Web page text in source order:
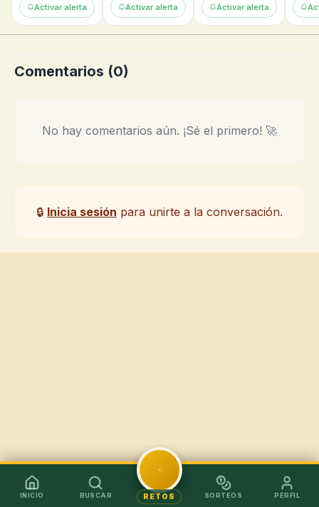
Activar alerta Activar alerta Activar alerta
Comentarios (0)
No hay comentarios aún. ¡Sé el primero! 🚀
🔒 Inicia sesión para unirte a la conversación.
INICIO BUSCAR RETOS SORTEOS PERFIL